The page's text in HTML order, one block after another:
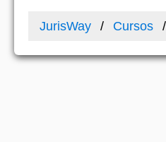
JurisWay Cursos